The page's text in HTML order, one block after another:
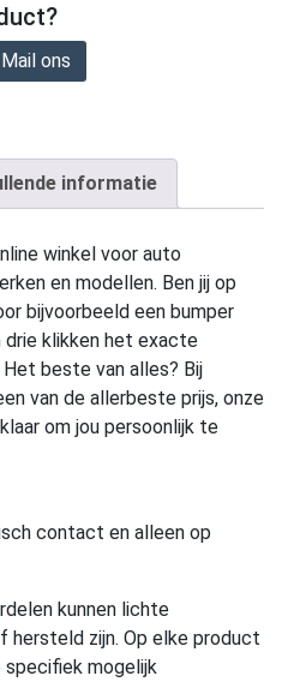
Mail ons
informatie
winkel voor auto
en modellen. Ben jij op
bijvoorbeeld een bumper
drie klikken het exacte
beste van alles? Bij
van de allerbeste prijs, onze
om jou persoonlijk te
contact en alleen op
kunnen lichte
hersteld zijn. Op elke product
mogelijk